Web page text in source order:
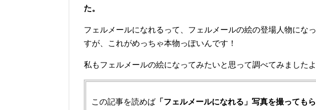
た。
フェルメールになれるって、フェルメールの絵の登場人物にな
すが、これがめっちゃ本物っぽいんです！
私もフェルメールの絵になってみたいと思って調べてみました
この記事を読めば 「フェルメールになれる」写真を撮っても